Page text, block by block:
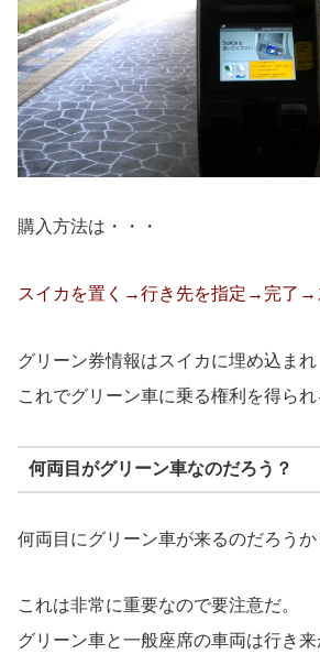
購入方法は・・・
スイカを置く→行き先を指定→完了→
グリーン券情報はスイカに埋め込まれ
これでグリーン車に乗る権利を得られ
何両目がグリーン車なのだろう？
何両目にグリーン車が来るのだろうか
これは非常に重要なので要注意だ。
グリーン車と一般座席の車両は行き